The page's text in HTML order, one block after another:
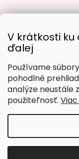
V krátkosti
ďalej
Používame
pohodlné
analýze neustále
použiteľnosť.
Copyright 2026